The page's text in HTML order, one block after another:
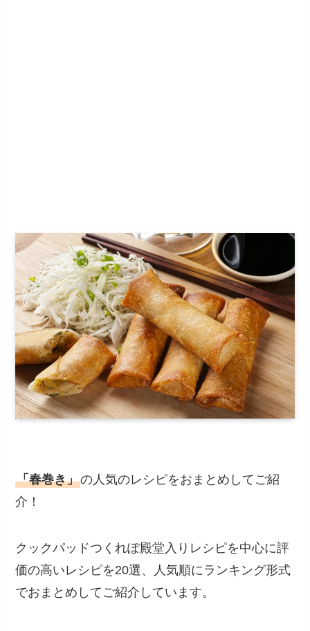
「春巻き」の人気のレシピをおまとめしてご紹
介！
クックパッドつくれぽ殿堂入りレシピを中心に評
価の高いレシピを20選、人気順にランキング形式
でおまとめしてご紹介しています。